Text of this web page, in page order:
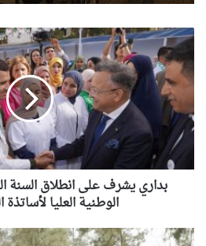
بداري
يشرف
على
انطلاق
السنة
البيداغوجية
بالمدرسة
الوطنية
العليا
لأساتذةبداري يشرف على انطلاق السنة
الوطنية العليا
وزير